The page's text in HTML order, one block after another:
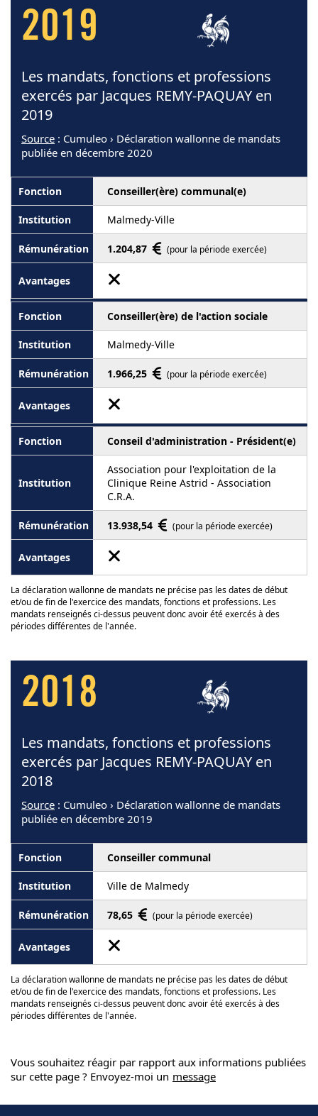
2019
Les mandats, fonctions et professions
exercés par Jacques REMY-PAQUAY en
2019
Source : Cumuleo › Déclaration wallonne de mandats
publiée en décembre 2020
Conseiller(ère) communal(e)
Malmedy-Ville
1.204,87 (pour la période exercée)
Conseiller(ère) de l'action sociale
Malmedy-Ville
1.966,25 (pour la période exercée)
Conseil d'administration - Président(e)
Association pour l'exploitation de la
Clinique Reine Astrid - Association
C.R.A.
13.938,54 (pour la période exercée)
La déclaration wallonne de mandats ne précise pas les dates de début
et/ou de fin de l'exercice des mandats, fonctions et professions. Les
mandats renseignés ci-dessus peuvent donc avoir été exercés à des
périodes différentes de l'année.
2018
Les mandats, fonctions et professions
exercés par Jacques REMY-PAQUAY en
2018
Source : Cumuleo › Déclaration wallonne de mandats
publiée en décembre 2019
Conseiller communal
Ville de Malmedy
78,65 (pour la période exercée)
La déclaration wallonne de mandats ne précise pas les dates de début
et/ou de fin de l'exercice des mandats, fonctions et professions. Les
mandats renseignés ci-dessus peuvent donc avoir été exercés à des
périodes différentes de l'année.
Vous souhaitez réagir par rapport aux informations publiées
sur cette page ? Envoyez-moi un message